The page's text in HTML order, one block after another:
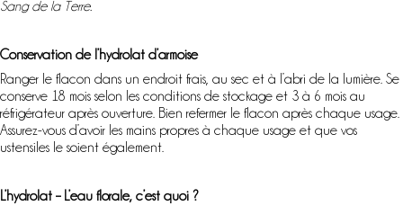
Sang de la Terre.
Conservation de l’hydrolat d’armoise
Ranger le flacon dans un endroit frais, au sec et à l’abri de la lumière. Se
conserve 18 mois selon les conditions de stockage et 3 à 6 mois au
réfrigérateur après ouverture. Bien refermer le flacon après chaque usage.
Assurez-vous d’avoir les mains propres à chaque usage et que vos
ustensiles le soient également.
L’hydrolat – L’eau florale, c’est quoi ?